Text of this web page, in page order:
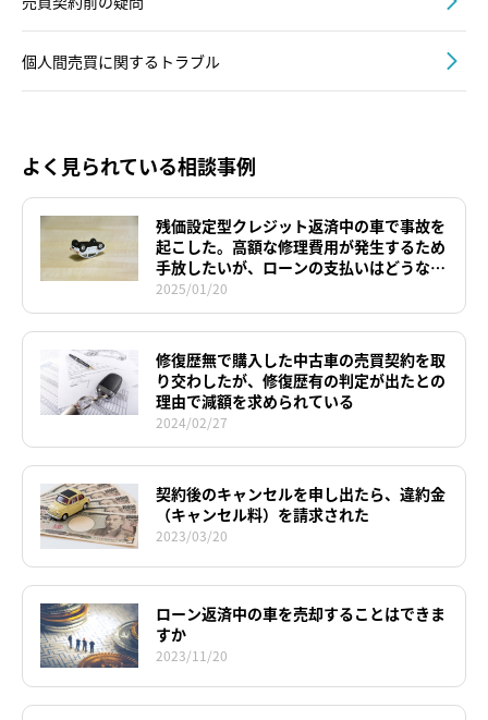
個人間売買に関するトラブル
よく見られている相談事例
残価設定型クレジット返済中の車で事故を
起こした。高額な修理費用が発生するため
手放したいが、ローンの支払いはどうなる
のか。
2025/01/20
修復歴無で購入した中古車の売買契約を取
り交わしたが、修復歴有の判定が出たとの
理由で減額を求められている
2024/02/27
契約後のキャンセルを申し出たら、違約金
（キャンセル料）を請求された
2023/03/20
ローン返済中の車を売却することはできま
すか
2023/11/20